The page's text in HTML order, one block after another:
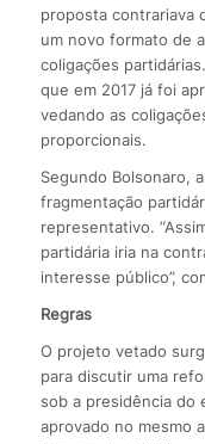
proposta contrariava
um novo formato de
coligações
que em 2017 já foi
vedando as
proporcionais.
Segundo Bolsonaro,
fragmentação
representativo.
partidária iria na
interesse público”,
Regras
O projeto vetado
para discutir uma
sob a presidência do
aprovado no mesmo